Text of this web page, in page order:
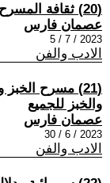
(20) ثقافة المسرح في السويد
عصمان فارس
2023 / 7 / 5
الادب والفن
(21) مسرح
والخبز للجميع
عصمان فارس
2023 / 6 / 30
الادب والفن